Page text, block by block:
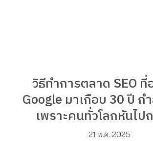
วิธีทำการตลาด SEO
Google มาเกือบ 30 ปี ก
เพราะคนทั่วโลกหันไป
21 พ.ค. 2025